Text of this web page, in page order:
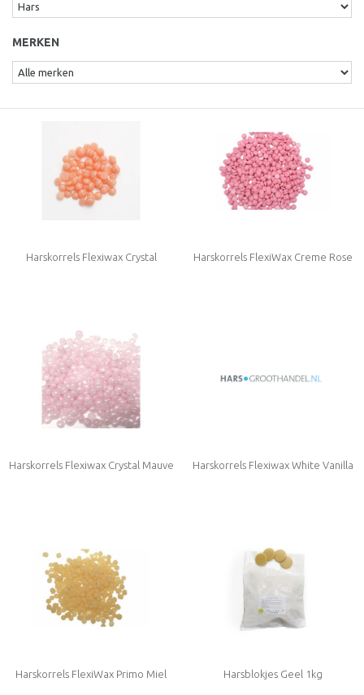
MERKEN
Harskorrels Flexiwax Crystal
Colophonium (rosin) en Rosinaten!)
Harskorrels FlexiWax Creme Rose
Harskorrels Flexiwax Crystal Mauve Harskorrels Flexiwax White Vanilla
Harskorrels FlexiWax Primo Miel Harsblokjes Geel 1kg